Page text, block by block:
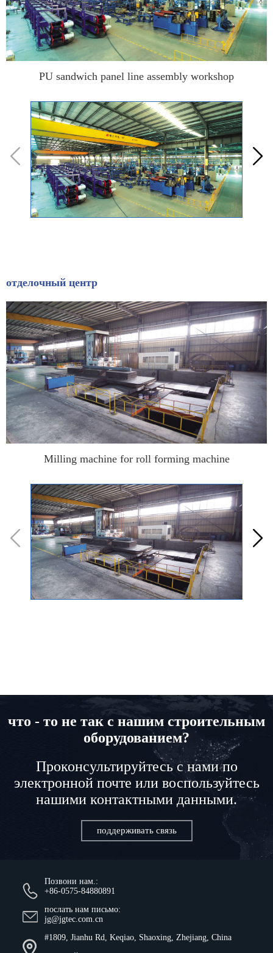
PU sandwich panel line assembly workshop
 
отделочный центр
Milling machine for roll forming machine
 
что - то не так с нашим строительным
оборудованием?
Проконсультируйтесь с нами по
электронной почте или воспользуйтесь
нашими контактными данными.
поддерживать связь
Позвони нам.:
+86-0575-84880891
послать нам письмо:
jg@jgtec.com.cn
#1809, Jianhu Rd, Keqiao, Shaoxing, Zhejiang, China